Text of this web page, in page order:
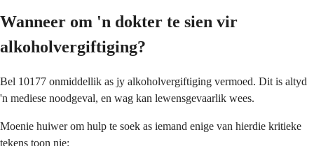
Wanneer om 'n dokter te sien vir
alkoholvergiftiging?
Bel 10177 onmiddellik as jy alkoholvergiftiging vermoed. Dit is altyd
'n mediese noodgeval, en wag kan lewensgevaarlik wees.
Moenie huiwer om hulp te soek as iemand enige van hierdie kritieke
tekens toon nie: